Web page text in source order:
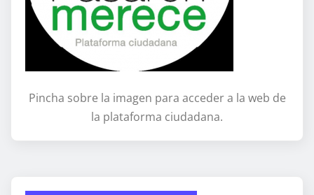
Pincha sobre la imagen para acceder a la web de
la plataforma ciudadana.